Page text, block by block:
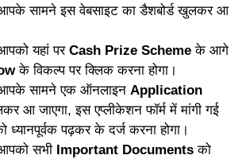
सामने इस वेबसाइट का डैशबोर्ड खुलकर आ
यहां पर Cash Prize Schemeके आगे
के विकल्प पर क्लिक करना होगा।
सामने एक ऑनलाइन Application
आ जाएगा, इस एप्लीकेशन फॉर्म में मांगी गई
ध्यानपूर्वक पढ़कर के दर्ज करना होगा।
सभी Important Documentsको